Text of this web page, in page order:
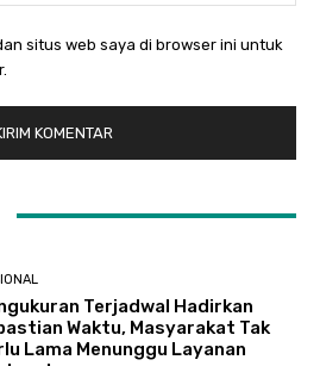
situs web saya di browser ini untuk
Terjadwal Hadirkan
Waktu, Masyarakat Tak
Lama Menunggu Layanan